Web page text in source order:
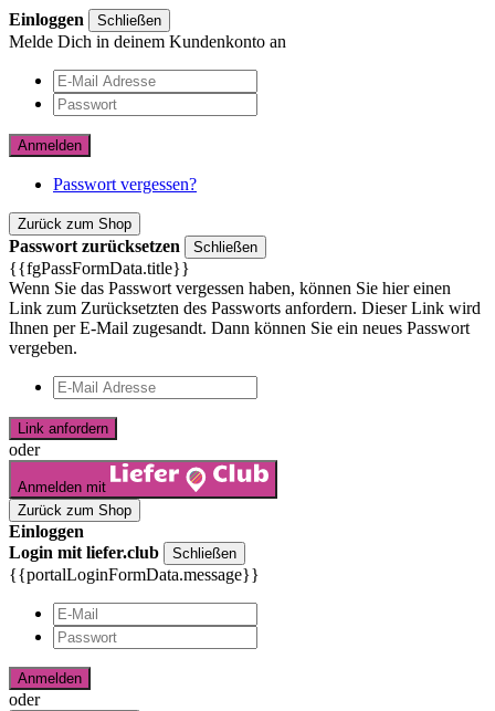
Einloggen Schließen
Melde Dich in deinem Kundenkonto an
Anmelden
Passwort vergessen?
Zurück zum Shop
Passwort zurücksetzen Schließen
{{fgPassFormData.title}}
Wenn Sie das Passwort vergessen haben, können Sie hier einen
Link zum Zurücksetzten des Passworts anfordern. Dieser Link wird
Ihnen per E-Mail zugesandt. Dann können Sie ein neues Passwort
vergeben.
Link anfordern
oder
Anmelden mit
Zurück zum Shop
Einloggen
Login mit liefer.club
Schließen
{{portalLoginFormData.message}}
Anmelden
oder